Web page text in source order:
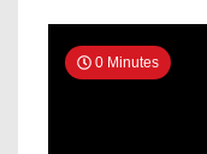
0 Minutes